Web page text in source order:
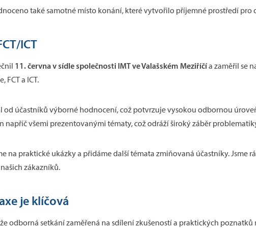
také samotné místo konání, které vytvořilo příjemné prostředí pro
ICT
11. června v sídle společnosti IMT ve Valašském Meziříčía zaměřil se
FCT a ICT.
od účastníků výborné hodnocení, což potvrzuje vysokou odbornou
napříč všemi prezentovanými tématy, což odráží široký záběr
na praktické ukázky a přidáme další témata zmiňovaná účastníky. Jsme
zákazníků.
je klíčová
odborná setkání zaměřená na sdílení zkušeností a praktických